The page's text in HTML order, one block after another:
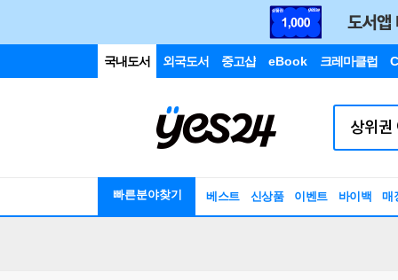
국내도서 외국도서 중고샵 eBook 크레마클럽
빠른분야찾기 베스트 신상품 이벤트 바이백 매